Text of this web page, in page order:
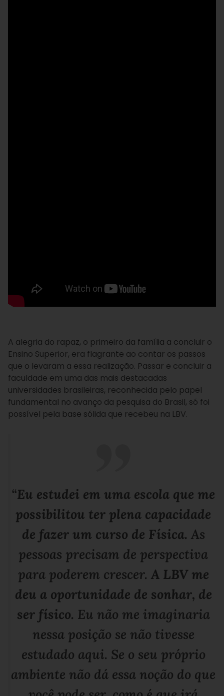
A alegria do rapaz, o primeiro da família a concluir o
Ensino Superior, era flagrante ao contar os passos
que o levaram a essa realização. Passar e concluir a
faculdade em uma das mais destacadas
universidades brasileiras, reconhecida pelo papel
fundamental no avanço da pesquisa do Brasil, só foi
possível pela base sólida que recebeu na LBV.
“Eu estudei em uma escola que me
possibilitou ter plena capacidade
de fazer um curso de Física. As
pessoas precisam de perspectiva
para poderem crescer. A LBV me
deu a oportunidade de sonhar, de
ser físico. Eu não me imaginaria
nessa posição se não tivesse
estudado aqui. Se o seu próprio
ambiente não dá essa noção do que